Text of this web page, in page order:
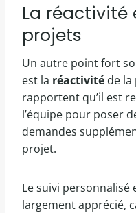
La réactivité
projets
Un autre point fort
est la réactivité de la
rapportent qu’il est
l’équipe pour poser
demandes
projet.
Le suivi personnalisé
largement apprécié,